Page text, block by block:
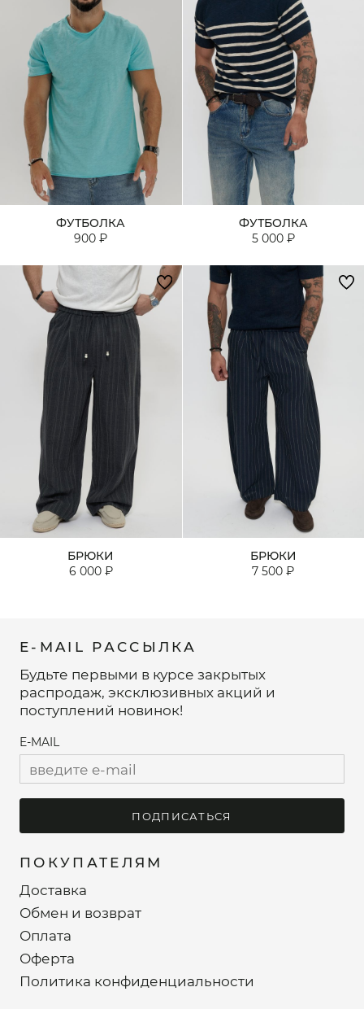
ФУТБОЛКА
900 ₽
ФУТБОЛКА
5 000 ₽
БРЮКИ
6 000 ₽
БРЮКИ
7 500 ₽
ПОКУПАТЕЛЯМ
Доставка
Обмен и возврат
Оплата
Оферта
Политика конфиденциальности
E-MAIL РАССЫЛКА
Будьте первыми в курсе закрытых
распродаж, эксклюзивных акций и
поступлений новинок!
E-MAIL
ПОДПИСАТЬСЯ